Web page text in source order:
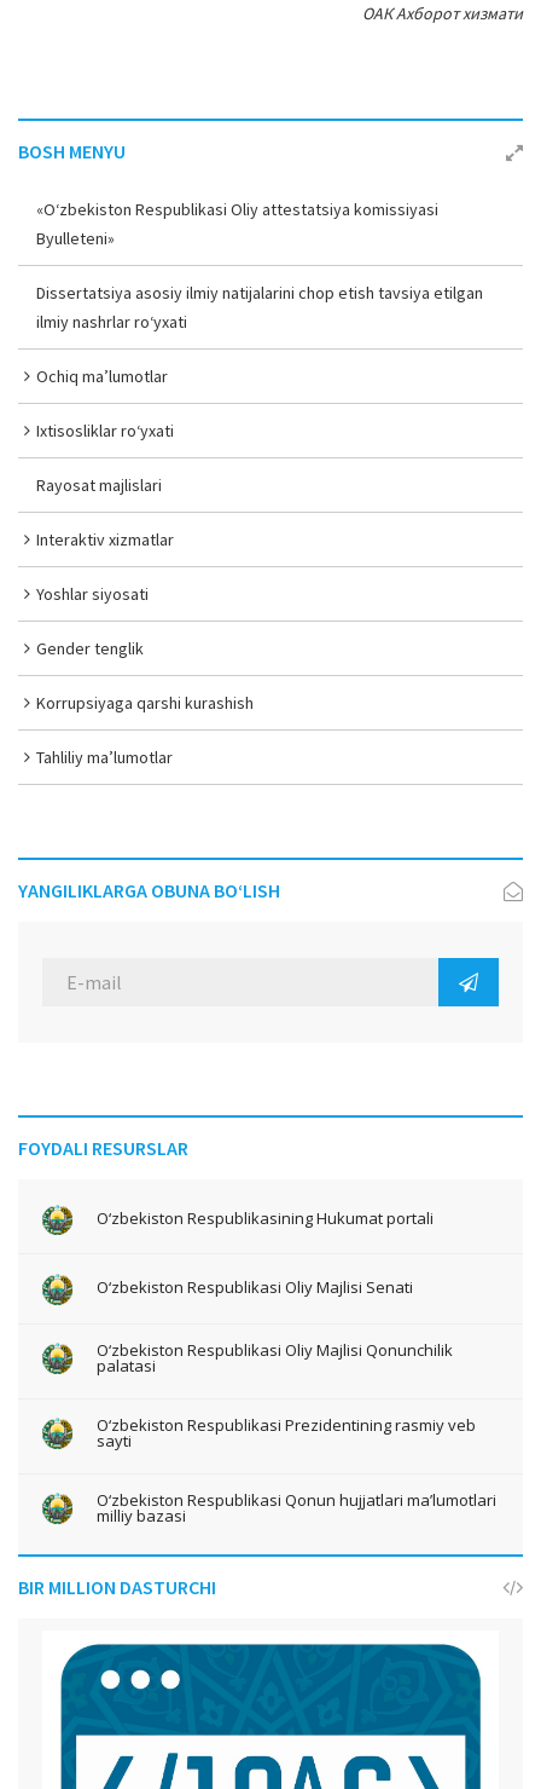
ОАК Ахборот хизмати
BOSH MENYU
«O‘zbekiston Respublikasi Oliy attestatsiya komissiyasi
Byulleteni»
Dissertatsiya asosiy ilmiy natijalarini chop etish tavsiya etilgan
ilmiy nashrlar ro‘yxati
Ochiq ma’lumotlar
Ixtisosliklar ro‘yxati
Rayosat majlislari
Interaktiv xizmatlar
Yoshlar siyosati
Gender tenglik
Korrupsiyaga qarshi kurashish
Tahliliy ma’lumotlar
YANGILIKLARGA OBUNA BO‘LISH
FOYDALI RESURSLAR
O‘zbekiston Respublikasining Hukumat portali
O‘zbekiston Respublikasi Oliy Majlisi Senati
O‘zbekiston Respublikasi Oliy Majlisi Qonunchilik
palatasi
O‘zbekiston Respublikasi Prezidentining rasmiy veb
sayti
O‘zbekiston Respublikasi Qonun hujjatlari ma’lumotlari
milliy bazasi
BIR MILLION DASTURCHI